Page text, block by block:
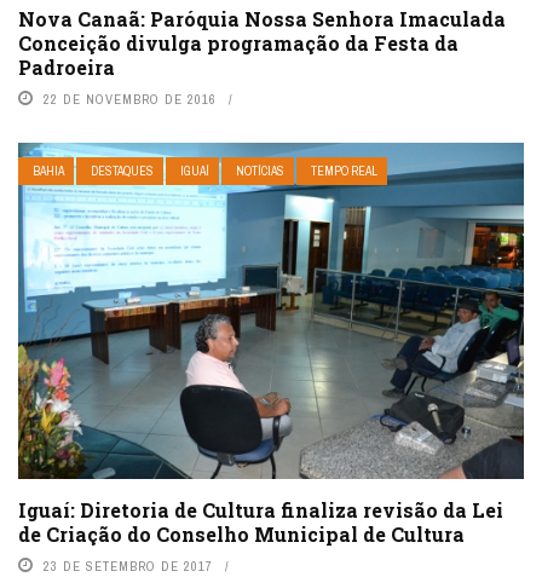
Nova Canaã: Paróquia Nossa Senhora Imaculada
Conceição divulga programação da Festa da
Padroeira
22 DE NOVEMBRO DE 2016
BAHIA DESTAQUES IGUAÍ NOTÍCIAS TEMPO REAL
Iguaí: Diretoria de Cultura finaliza revisão da Lei
de Criação do Conselho Municipal de Cultura
23 DE SETEMBRO DE 2017